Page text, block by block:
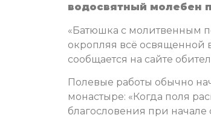
водосвятный молебен
«Батюшка с молитвенным
окропляя всё
сообщается на сайте
Полевые работы обычно
монастыре: «Когда поля
благословения при